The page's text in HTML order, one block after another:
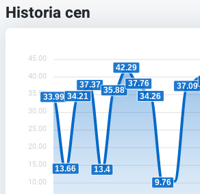
Historia cen
45.00
40.00
35.00
30.00
25.00
20.00
15.00
10.00
33.99
13.66
34.21
37.37
13.4
35.88
42.29
37.76
34.26
9.76
37.09